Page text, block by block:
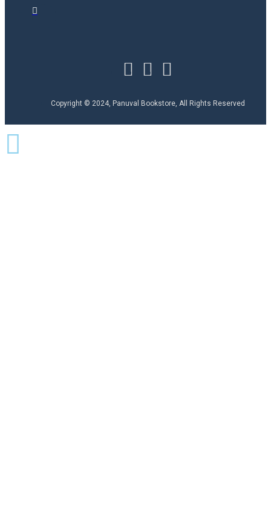
Copyright © 2024, Panuval Bookstore, All Rights Reserved